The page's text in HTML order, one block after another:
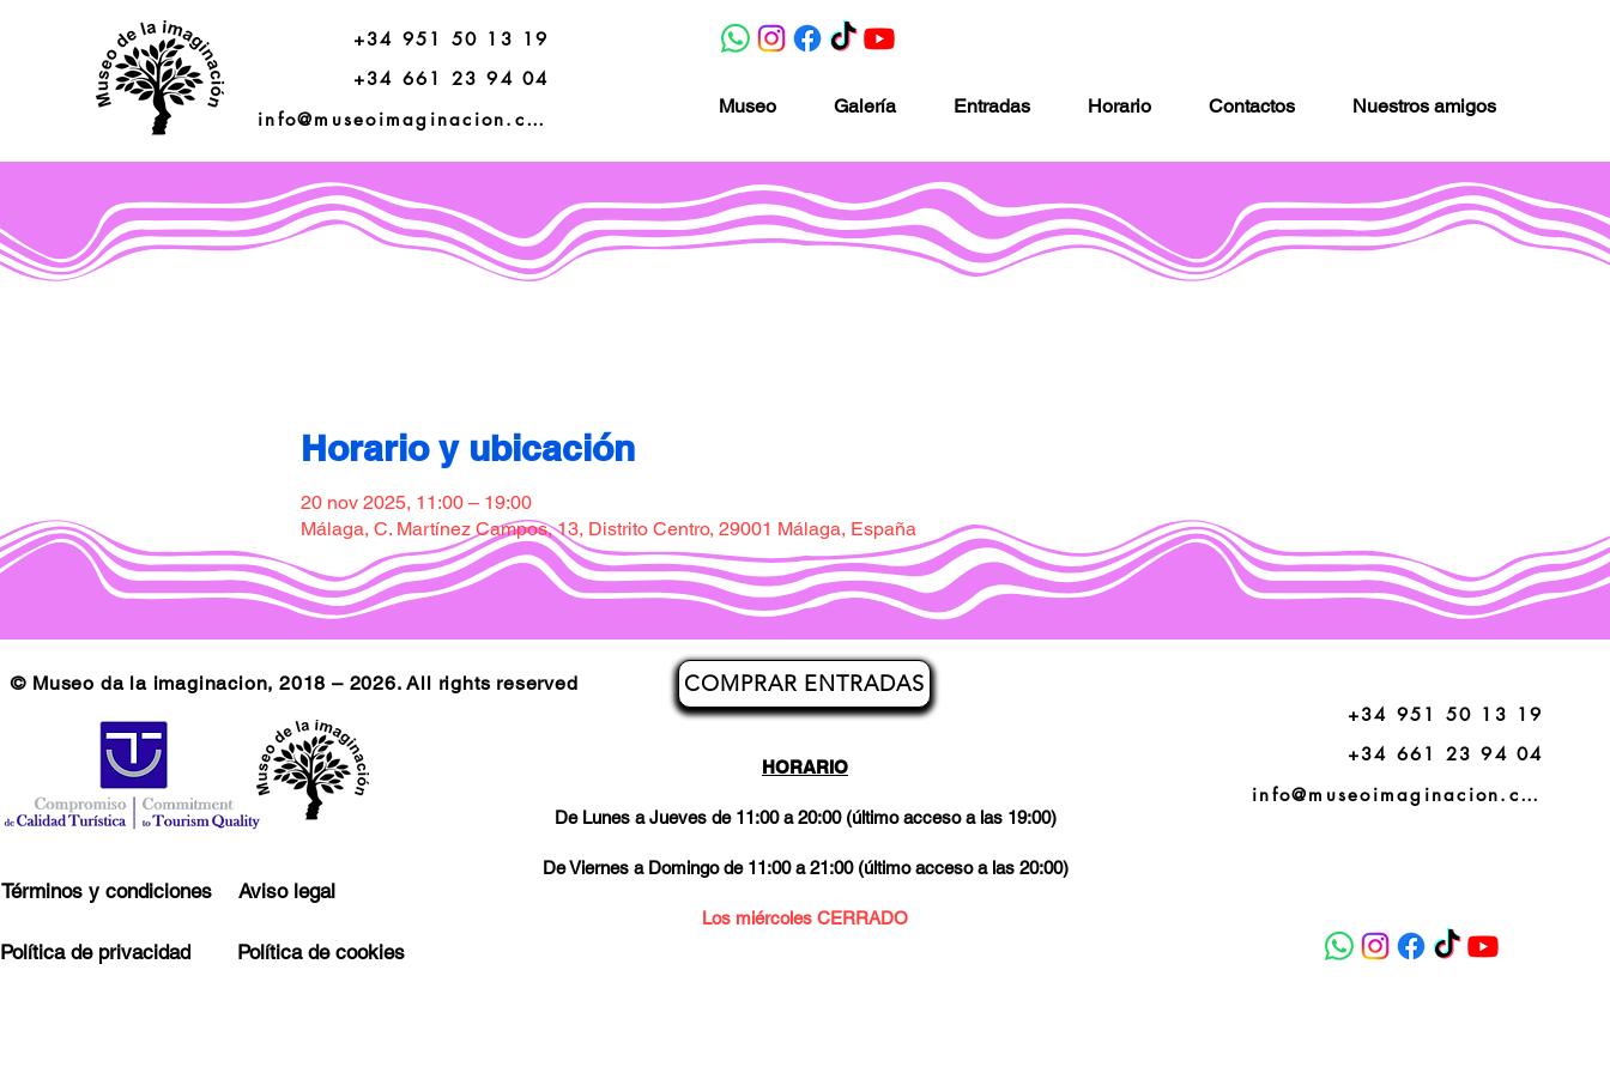
+34 951 50 13 19
+34 661 23 94 04
info@museoimaginacion.com
Museo Galería Entradas Horario Contactos Nuestros amigos
Horario y ubicación
20 nov 2025, 11:00 – 19:00
Málaga, C. Martínez Campos, 13, Distrito Centro, 29001 Málaga, España
HORARIO
De Lunes a Jueves de 11:00 a 20:00 (último acceso a las 19:00)
De Viernes a Domingo de 11:00 a 21:00 (último acceso a las 20:00)
Los miércoles CERRADO
COMPRAR ENTRADAS
© Museo da la imaginacion, 2018 – 2026. All rights reserved
Términos y condiciones
Política de privacidad
Aviso legal
Política de cookies
+34 951 50 13 19
+34 661 23 94 04
info@museoimaginacion.com